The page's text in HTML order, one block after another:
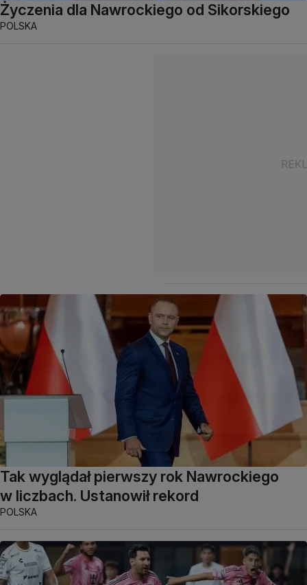
Życzenia dla Nawrockiego od Sikorskiego
POLSKA
Tak wyglądał pierwszy rok Nawrockiego
w liczbach. Ustanowił rekord
POLSKA